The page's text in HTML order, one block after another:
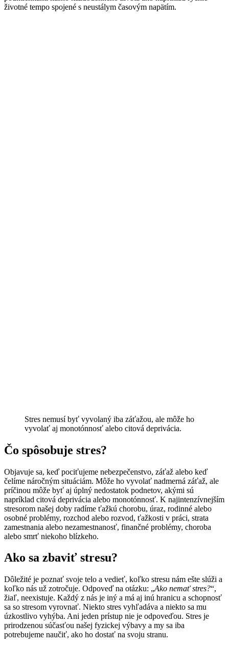
životné tempo spojené s neustálym časovým napätím.
Stres nemusí byť vyvolaný iba záťažou, ale môže ho
vyvolať aj monotónnosť alebo citová deprivácia.
Čo spôsobuje stres?
Objavuje sa, keď pociťujeme nebezpečenstvo, záťaž alebo keď
čelíme náročným situáciám. Môže ho vyvolať nadmerná záťaž, ale
príčinou môže byť aj úplný nedostatok podnetov, akými sú
napríklad citová deprivácia alebo monotónnosť. K najintenzívnejším
stresorom našej doby radíme ťažkú chorobu, úraz, rodinné alebo
osobné problémy, rozchod alebo rozvod, ťažkosti v práci, strata
zamestnania alebo nezamestnanosť, finančné problémy, choroba
alebo smrť niekoho blízkeho.
Ako sa zbaviť stresu?
Dôležité je poznať svoje telo a vedieť, koľko stresu nám ešte slúži a
koľko nás už zotročuje. Odpoveď na otázku: „Ako nemať stres?“,
žiaľ, neexistuje. Každý z nás je iný a má aj inú hranicu a schopnosť
sa so stresom vyrovnať. Niekto stres vyhľadáva a niekto sa mu
úzkostlivo vyhýba. Ani jeden prístup nie je odpoveďou. Stres je
prirodzenou súčasťou našej fyzickej výbavy a my sa iba
potrebujeme naučiť, ako ho dostať na svoju stranu.